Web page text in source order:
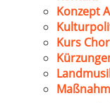
Konzept
Kurs